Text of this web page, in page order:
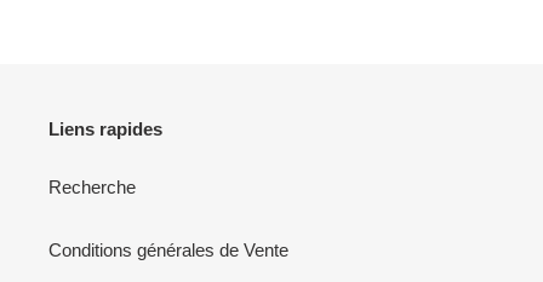
Liens rapides
Recherche
Conditions générales de Vente